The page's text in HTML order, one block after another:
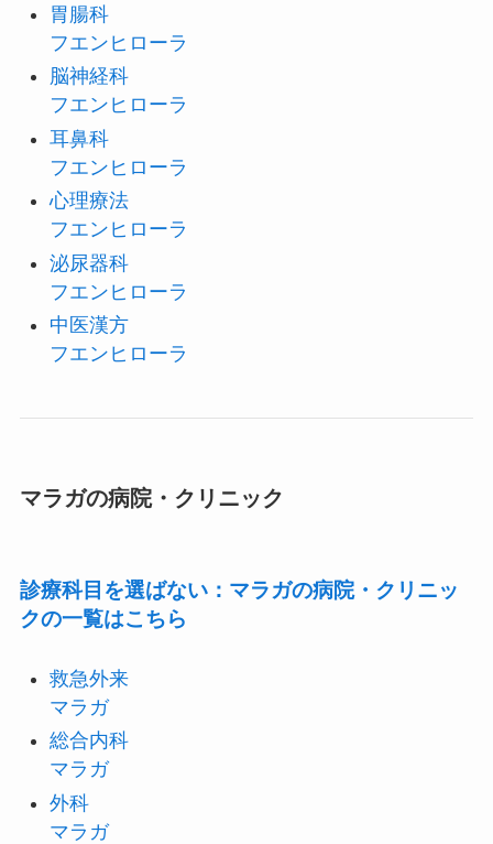
胃腸科
フエンヒローラ
脳神経科
フエンヒローラ
耳鼻科
フエンヒローラ
心理療法
フエンヒローラ
泌尿器科
フエンヒローラ
中医漢方
フエンヒローラ
マラガの病院・クリニック
診療科目を選ばない：マラガの病院・クリニッ
クの一覧はこちら
救急外来
マラガ
総合内科
マラガ
外科
マラガ